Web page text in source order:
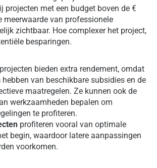
projecten met een budget boven de €
meerwaarde van professionele
zichtbaar. Hoe complexer het project,
besparingen.
bieden extra rendement, omdat
van beschikbare subsidies en de
maatregelen. Ze kunnen ook de
werkzaamheden bepalen om
te profiteren.
profiteren vooral van optimale
begin, waardoor latere aanpassingen
voorkomen.